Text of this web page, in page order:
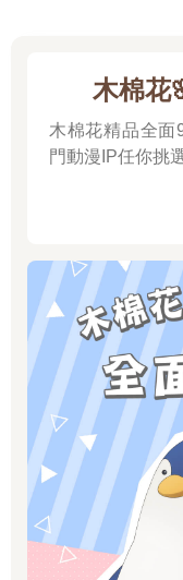
木棉花
木棉花精品全面
門動漫IP任你挑